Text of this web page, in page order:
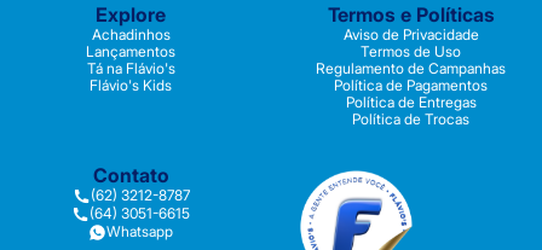
Explore
Achadinhos
Lançamentos
Tá na Flávio's
Flávio's Kids
Termos e Políticas
Aviso de Privacidade
Termos de Uso
Regulamento de Campanhas
Política de Pagamentos
Política de Entregas
Política de Trocas
Contato
(62) 3212-8787
(64) 3051-6615
Whatsapp